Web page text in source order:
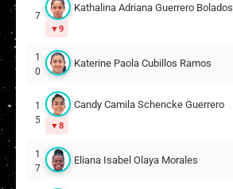
7
Kathalina Adriana Guerrero Bolados
9
1
0
Katerine Paola Cubillos Ramos
1
5
Candy Camila Schencke Guerrero
8
1
7
Eliana Isabel Olaya Morales